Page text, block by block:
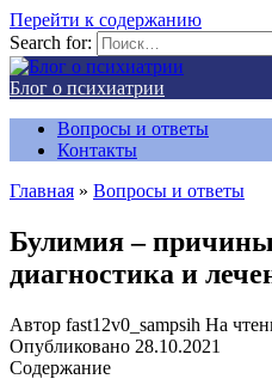
Перейти к содержанию
Search for:
Блог о психиатрии
Вопросы и ответы
Контакты
Главная » Вопросы и ответы
Булимия –
диагностика и
Автор fast12v0_sampsih На
Опубликовано 28.10.2021
Содержание